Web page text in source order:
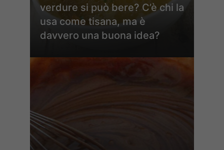
verdure si può bere? C’è chi la
usa come tisana, ma è
davvero una buona idea?